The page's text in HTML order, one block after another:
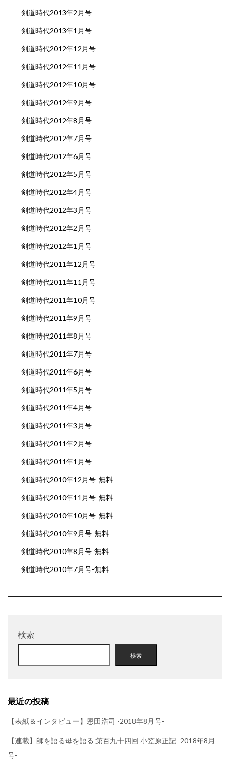
剣道時代2013年2月号
剣道時代2013年1月号
剣道時代2012年12月号
剣道時代2012年11月号
剣道時代2012年10月号
剣道時代2012年9月号
剣道時代2012年8月号
剣道時代2012年7月号
剣道時代2012年6月号
剣道時代2012年5月号
剣道時代2012年4月号
剣道時代2012年3月号
剣道時代2012年2月号
剣道時代2012年1月号
剣道時代2011年12月号
剣道時代2011年11月号
剣道時代2011年10月号
剣道時代2011年9月号
剣道時代2011年8月号
剣道時代2011年7月号
剣道時代2011年6月号
剣道時代2011年5月号
剣道時代2011年4月号
剣道時代2011年3月号
剣道時代2011年2月号
剣道時代2011年1月号
剣道時代2010年12月号-無料
剣道時代2010年11月号-無料
剣道時代2010年10月号-無料
剣道時代2010年9月号-無料
剣道時代2010年8月号-無料
剣道時代2010年7月号-無料
検索
検索
最近の投稿
【表紙＆インタビュー】恩田浩司 -2018年8月号-
【連載】師を語る母を語る 第百九十四回 小笠原正記 -2018年8月
号-